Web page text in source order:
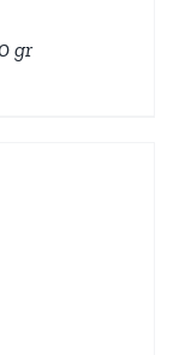
gr